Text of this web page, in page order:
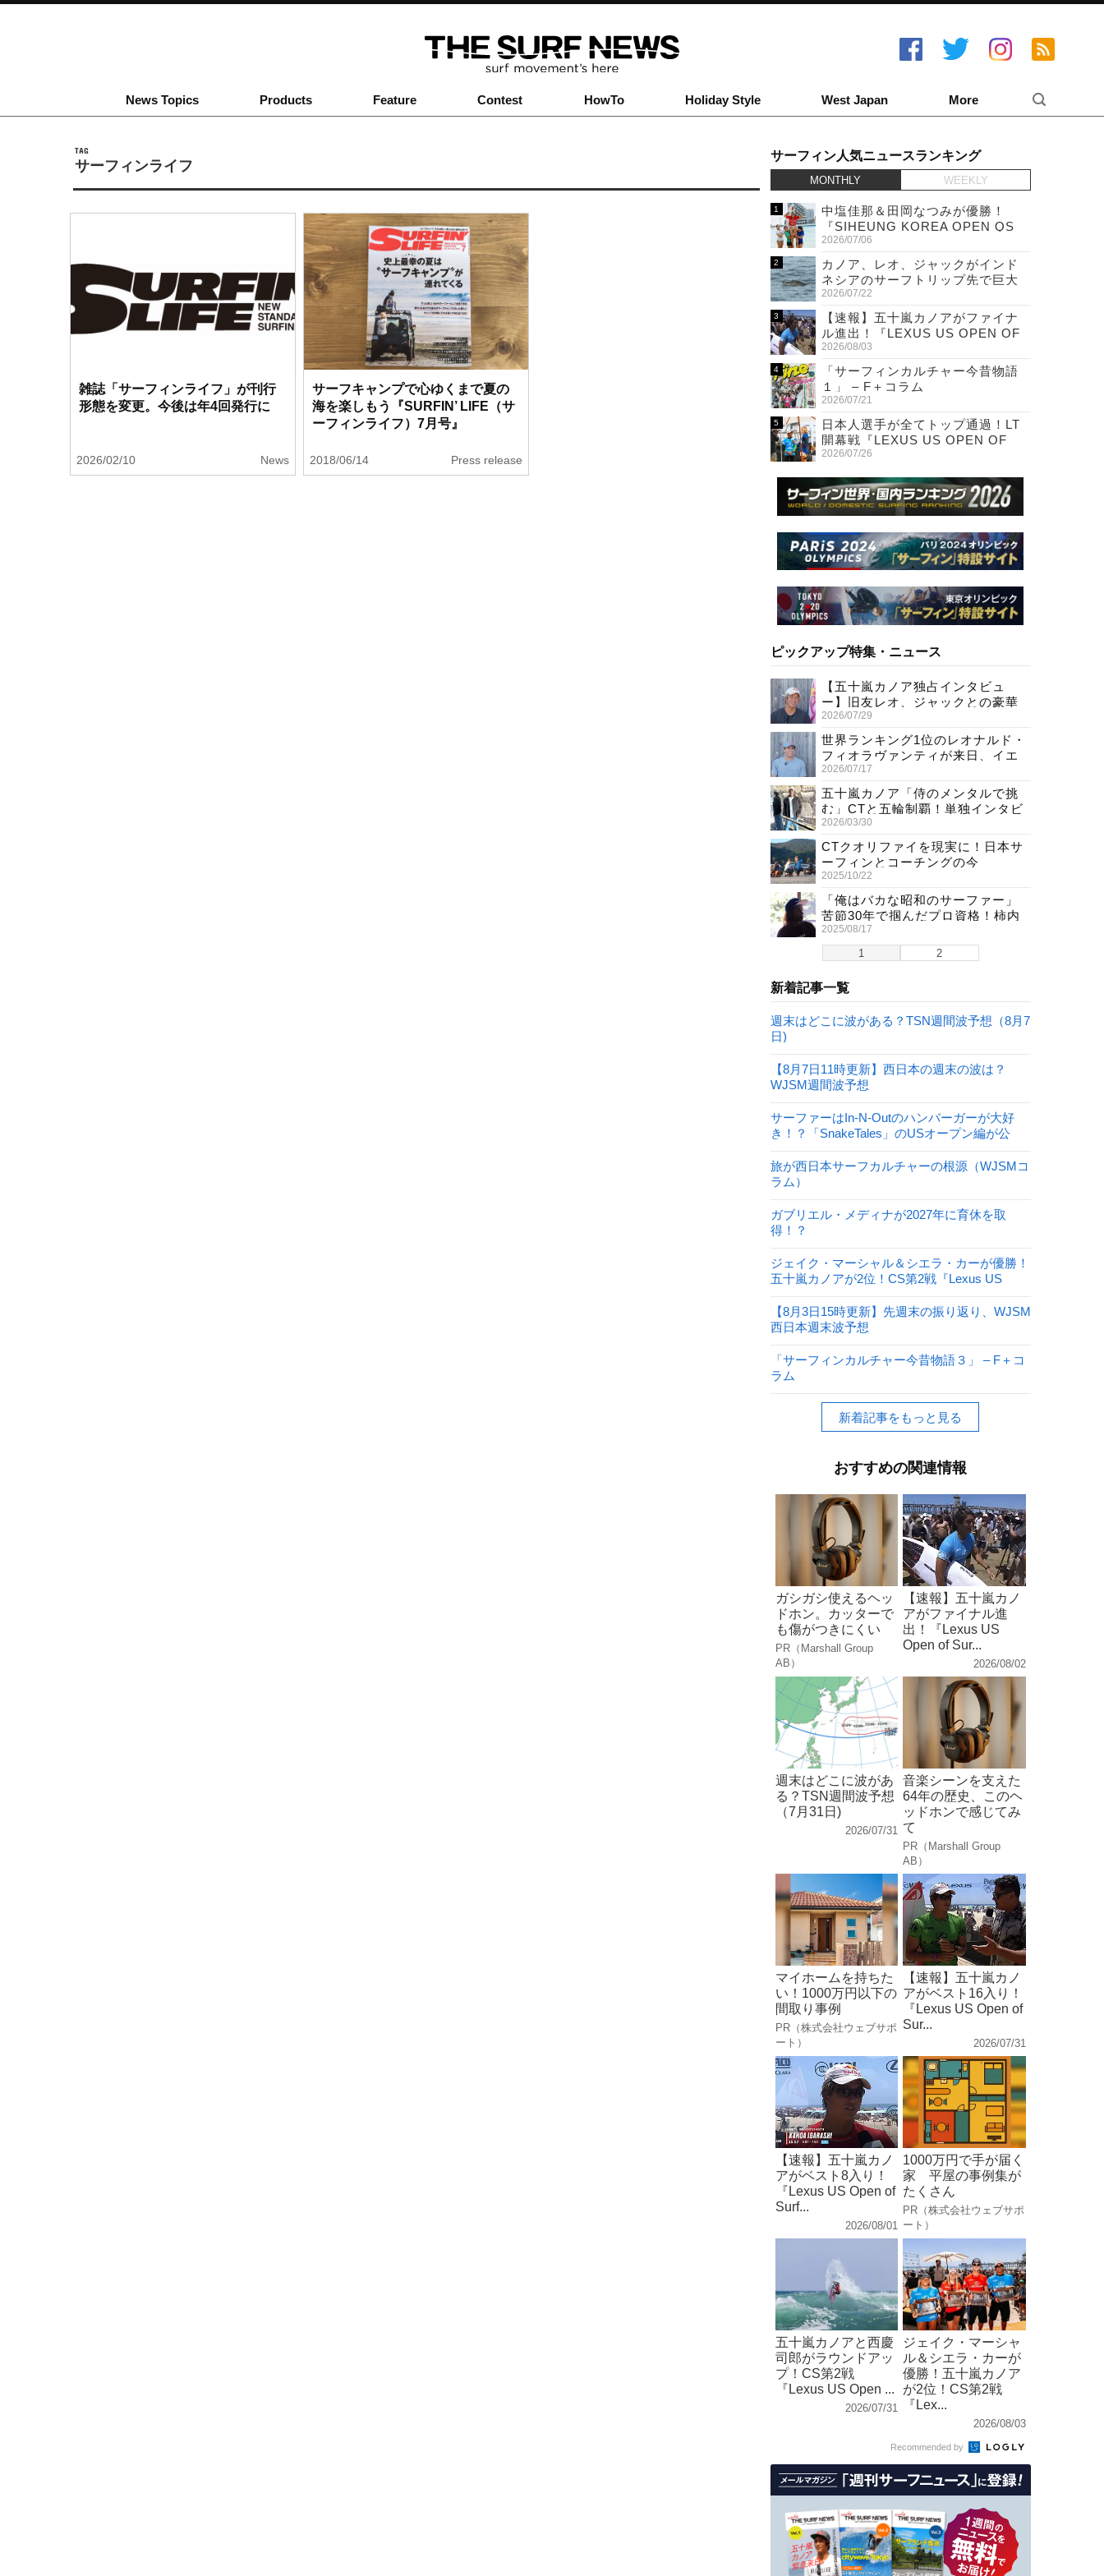
News Topics Products Feature Contest HowTo Holiday Style West Japan More
TAG
サーフィンライフ
雑誌「サーフィンライフ」が刊行
形態を変更。今後は年4回発行に
2026/02/10 News
サーフキャンプで心ゆくまで夏の
海を楽しもう『SURFIN’ LIFE（サ
ーフィンライフ）7月号』
2018/06/14 Press release
サーフィン人気ニュースランキング
MONTHLY WEEKLY
中塩佳那＆田岡なつみが優勝！
『SIHEUNG KOREA OPEN QS
6,000 & LQS』
2026/07/06
カノア、レオ、ジャックがインド
ネシアのサーフトリップ先で巨大
ワニと遭遇！
2026/07/22
【速報】五十嵐カノアがファイナ
ル進出！『LEXUS US OPEN OF
SURFING』
2026/08/03
「サーフィンカルチャー今昔物語
１」 – F＋コラム
2026/07/21
日本人選手が全てトップ通過！LT
開幕戦『LEXUS US OPEN OF
SURFING』初日
2026/07/26
ピックアップ特集・ニュース
1 2
【五十嵐カノア独占インタビュ
ー】旧友レオ、ジャックとの豪華
プライベートセッション
2026/07/29
世界ランキング1位のレオナルド・
フィオラヴァンティが来日、イエ
ロージャージ獲得直後の独占イン
タビュー
2026/07/17
五十嵐カノア「侍のメンタルで挑
む」CTと五輪制覇！単独インタビ
ューで熱弁
2026/03/30
CTクオリファイを現実に！日本サ
ーフィンとコーチングの今
2025/10/22
「俺はバカな昭和のサーファー」
苦節30年で掴んだプロ資格！柿内
聖文(54)の生き様
2025/08/17
新着記事一覧
週末はどこに波がある？TSN週間波予想（8月7
日)
【8月7日11時更新】西日本の週末の波は？
WJSM週間波予想
サーファーはIn-N-Outのハンバーガーが大好
き！？「SnakeTales」のUSオープン編が公
旅が西日本サーフカルチャーの根源（WJSMコ
ラム）
ガブリエル・メディナが2027年に育休を取
得！？
ジェイク・マーシャル＆シエラ・カーが優勝！
五十嵐カノアが2位！CS第2戦『Lexus US
【8月3日15時更新】先週末の振り返り、WJSM
西日本週末波予想
「サーフィンカルチャー今昔物語３」 – F＋コ
ラム
新着記事をもっと見る
おすすめの関連情報
ガシガシ使えるヘッ
ドホン。カッターで
も傷がつきにくい
PR（Marshall Group
AB）
【速報】五十嵐カノ
アがファイナル進
出！『Lexus US
Open of Sur...
2026/08/02
週末はどこに波があ
る？TSN週間波予想
（7月31日)
2026/07/31
音楽シーンを支えた
64年の歴史、このヘ
ッドホンで感じてみ
て
PR（Marshall Group
AB）
マイホームを持ちた
い！1000万円以下の
間取り事例
PR（株式会社ウェブサポ
ート）
【速報】五十嵐カノ
アがベスト16入り！
『Lexus US Open of
Sur...
2026/07/31
【速報】五十嵐カノ
アがベスト8入り！
『Lexus US Open of
Surf...
2026/08/01
1000万円で手が届く
家 平屋の事例集が
たくさん
PR（株式会社ウェブサポ
ート）
五十嵐カノアと西慶
司郎がラウンドアッ
プ！CS第2戦
『Lexus US Open ...
2026/07/31
ジェイク・マーシャ
ル＆シエラ・カーが
優勝！五十嵐カノア
が2位！CS第2戦
『Lex...
2026/08/03
Recommended by